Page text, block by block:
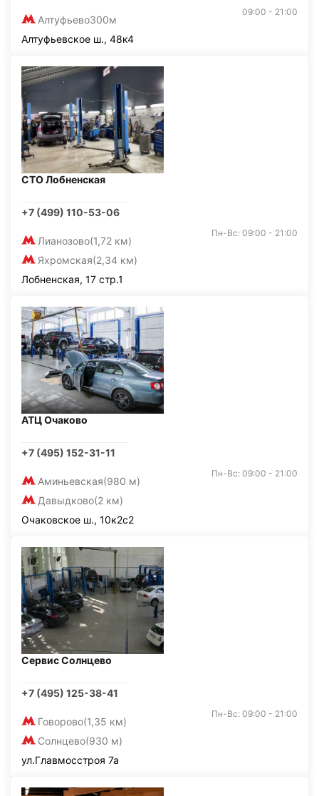
Алтуфьево300м
09:00 - 21:00
Алтуфьевское ш., 48к4
СТО Лобненская
+7 (499) 110-53-06
Лианозово(1,72 км)
Яхромская(2,34 км)
Пн-Вс: 09:00 - 21:00
Лобненская, 17 стр.1
АТЦ Очаково
+7 (495) 152-31-11
Аминьевская(980 м)
Давыдково(2 км)
Пн-Вс: 09:00 - 21:00
Очаковское ш., 10к2с2
Сервис Солнцево
+7 (495) 125-38-41
Говорово(1,35 км)
Солнцево(930 м)
Пн-Вс: 09:00 - 21:00
ул.Главмосстроя 7а